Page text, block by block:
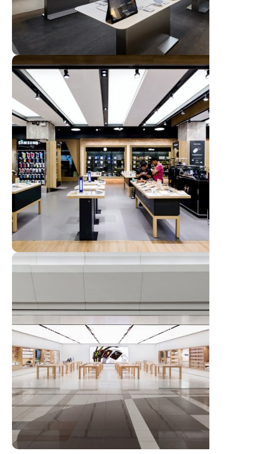
Salyam Store
Ver TIenda
Playa Store
VER Tienda